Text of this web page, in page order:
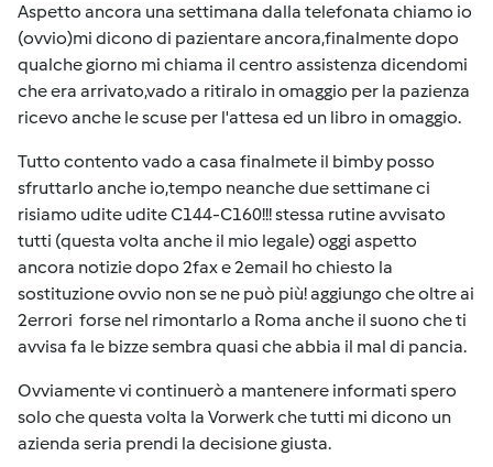
Aspetto ancora una settimana dalla telefonata chiamo io
(ovvio)mi dicono di pazientare ancora,finalmente dopo
qualche giorno mi chiama il centro assistenza dicendomi
che era arrivato,vado a ritiralo in omaggio per la pazienza
ricevo anche le scuse per l'attesa ed un libro in omaggio.
Tutto contento vado a casa finalmete il bimby posso
sfruttarlo anche io,tempo neanche due settimane ci
risiamo udite udite C144-C160!!! stessa rutine avvisato
tutti (questa volta anche il mio legale) oggi aspetto
ancora notizie dopo 2fax e 2email ho chiesto la
sostituzione ovvio non se ne può più! aggiungo che oltre ai
2errori forse nel rimontarlo a Roma anche il suono che ti
avvisa fa le bizze sembra quasi che abbia il mal di pancia.
Ovviamente vi continuerò a mantenere informati spero
solo che questa volta la Vorwerk che tutti mi dicono un
azienda seria prendi la decisione giusta.